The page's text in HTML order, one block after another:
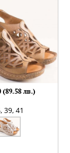
39,41
(89.58 лв.)